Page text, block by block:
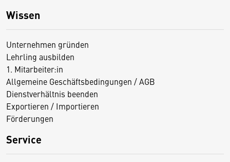
Wissen
Unternehmen gründen
Lehrling ausbilden
1. Mitarbeiter:in
Allgemeine Geschäftsbedingungen / AGB
Dienstverhältnis beenden
Exportieren / Importieren
Förderungen
Service